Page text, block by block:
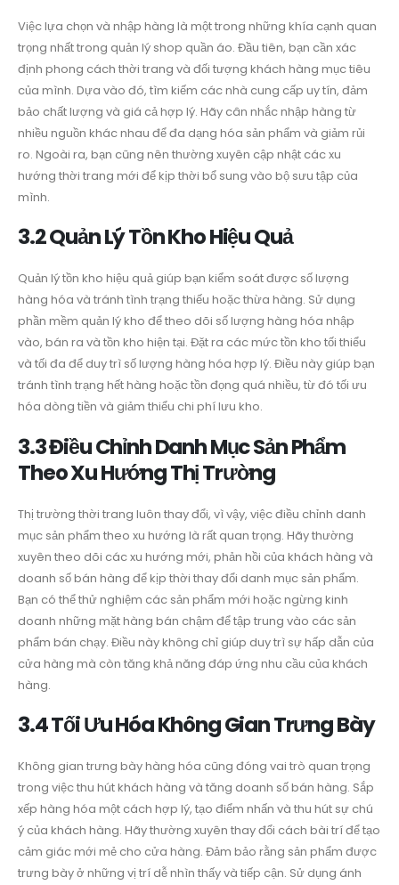
Việc lựa chọn và nhập hàng là một trong những khía cạnh quan
trọng nhất trong quản lý shop quần áo. Đầu tiên, bạn cần xác
định phong cách thời trang và đối tượng khách hàng mục tiêu
của mình. Dựa vào đó, tìm kiếm các nhà cung cấp uy tín, đảm
bảo chất lượng và giá cả hợp lý. Hãy cân nhắc nhập hàng từ
nhiều nguồn khác nhau để đa dạng hóa sản phẩm và giảm rủi
ro. Ngoài ra, bạn cũng nên thường xuyên cập nhật các xu
hướng thời trang mới để kịp thời bổ sung vào bộ sưu tập của
mình.
3.2 Quản Lý Tồn Kho Hiệu Quả
Quản lý tồn kho hiệu quả giúp bạn kiểm soát được số lượng
hàng hóa và tránh tình trạng thiếu hoặc thừa hàng. Sử dụng
phần mềm quản lý kho để theo dõi số lượng hàng hóa nhập
vào, bán ra và tồn kho hiện tại. Đặt ra các mức tồn kho tối thiểu
và tối đa để duy trì số lượng hàng hóa hợp lý. Điều này giúp bạn
tránh tình trạng hết hàng hoặc tồn đọng quá nhiều, từ đó tối ưu
hóa dòng tiền và giảm thiểu chi phí lưu kho.
3.3 Điều Chỉnh Danh Mục Sản Phẩm
Theo Xu Hướng Thị Trường
Thị trường thời trang luôn thay đổi, vì vậy, việc điều chỉnh danh
mục sản phẩm theo xu hướng là rất quan trọng. Hãy thường
xuyên theo dõi các xu hướng mới, phản hồi của khách hàng và
doanh số bán hàng để kịp thời thay đổi danh mục sản phẩm.
Bạn có thể thử nghiệm các sản phẩm mới hoặc ngừng kinh
doanh những mặt hàng bán chậm để tập trung vào các sản
phẩm bán chạy. Điều này không chỉ giúp duy trì sự hấp dẫn của
cửa hàng mà còn tăng khả năng đáp ứng nhu cầu của khách
hàng.
3.4 Tối Ưu Hóa Không Gian Trưng Bày
Không gian trưng bày hàng hóa cũng đóng vai trò quan trọng
trong việc thu hút khách hàng và tăng doanh số bán hàng. Sắp
xếp hàng hóa một cách hợp lý, tạo điểm nhấn và thu hút sự chú
ý của khách hàng. Hãy thường xuyên thay đổi cách bài trí để tạo
cảm giác mới mẻ cho cửa hàng. Đảm bảo rằng sản phẩm được
trưng bày ở những vị trí dễ nhìn thấy và tiếp cận. Sử dụng ánh